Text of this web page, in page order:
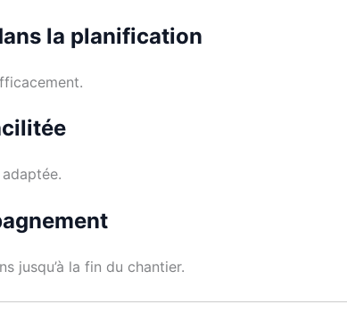
la planification
jusqu’à la fin du chantier.